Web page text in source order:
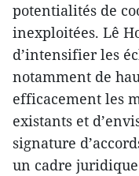
potentialités de
inexploitées. Lê
d’intensifier les
notamment de
efficacement les
existants et
signature
un cadre